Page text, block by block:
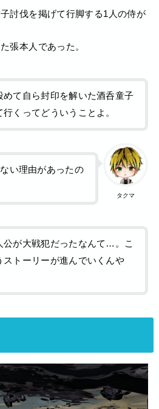
討伐を掲げて行脚する1人の侍が
張本人であった。
めて自ら封印を解いた酒呑童子
行くってどういうことよ。
タクマ
い理由があったの
公が大戦犯だったなんて…。こ
ストーリーが進んでいくんや